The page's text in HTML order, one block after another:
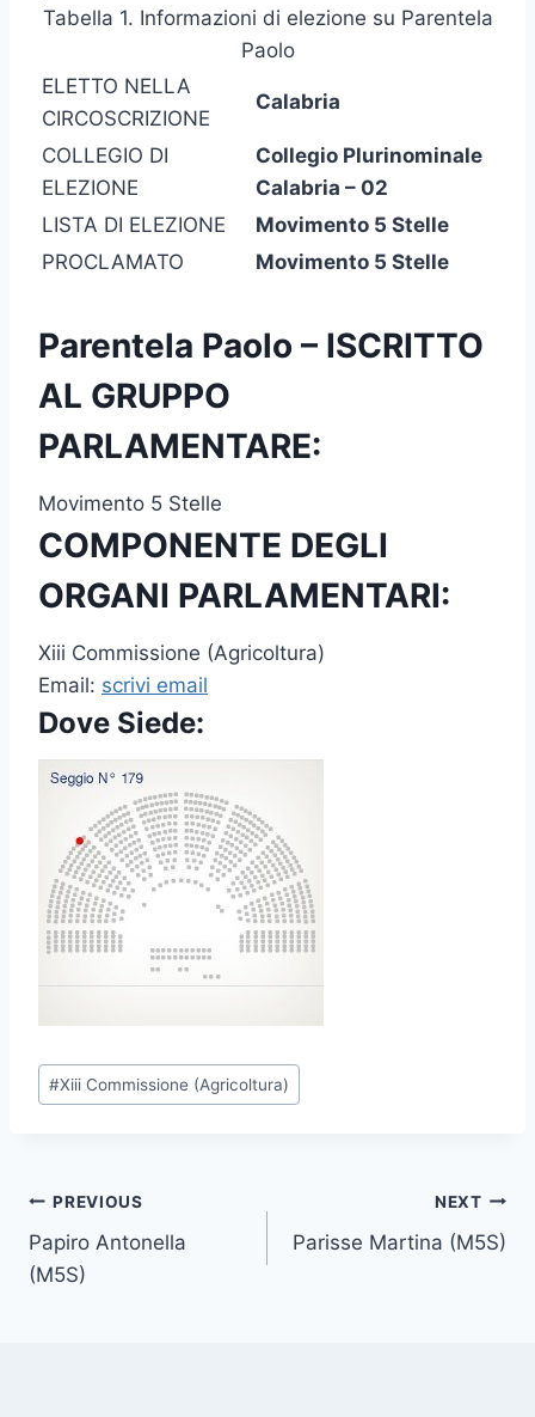
Tabella 1. Informazioni di elezione su Parentela
Paolo
ELETTO NELLA
CIRCOSCRIZIONE
Calabria
COLLEGIO DI
ELEZIONE
Collegio Plurinominale
Calabria – 02
LISTA DI ELEZIONE
Movimento 5 Stelle
PROCLAMATO
Movimento 5 Stelle
Parentela Paolo – ISCRITTO
AL GRUPPO
PARLAMENTARE:
Movimento 5 Stelle
COMPONENTE DEGLI
ORGANI PARLAMENTARI:
Xiii Commissione (Agricoltura)
Email: scrivi email
Dove Siede:
P
o
T
a
g
#Xiii Commissione (Agricoltura)
Post
navigation
PREVIOUS
Papiro Antonella
(M5S)
NEXT
Parisse Martina (M5S)